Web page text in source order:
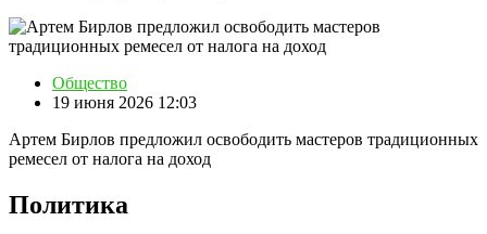
Общество
19 июня 2026 12:03
Артем Бирлов предложил освободить мастеров традиционных
ремесел от налога на доход
Политика